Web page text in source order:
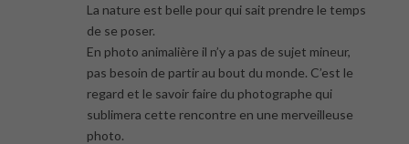
La nature est belle pour qui sait prendre le temps
de se poser.
En photo animalière il n’y a pas de sujet mineur,
pas besoin de partir au bout du monde. C’est le
regard et le savoir faire du photographe qui
sublimera cette rencontre en une merveilleuse
photo.